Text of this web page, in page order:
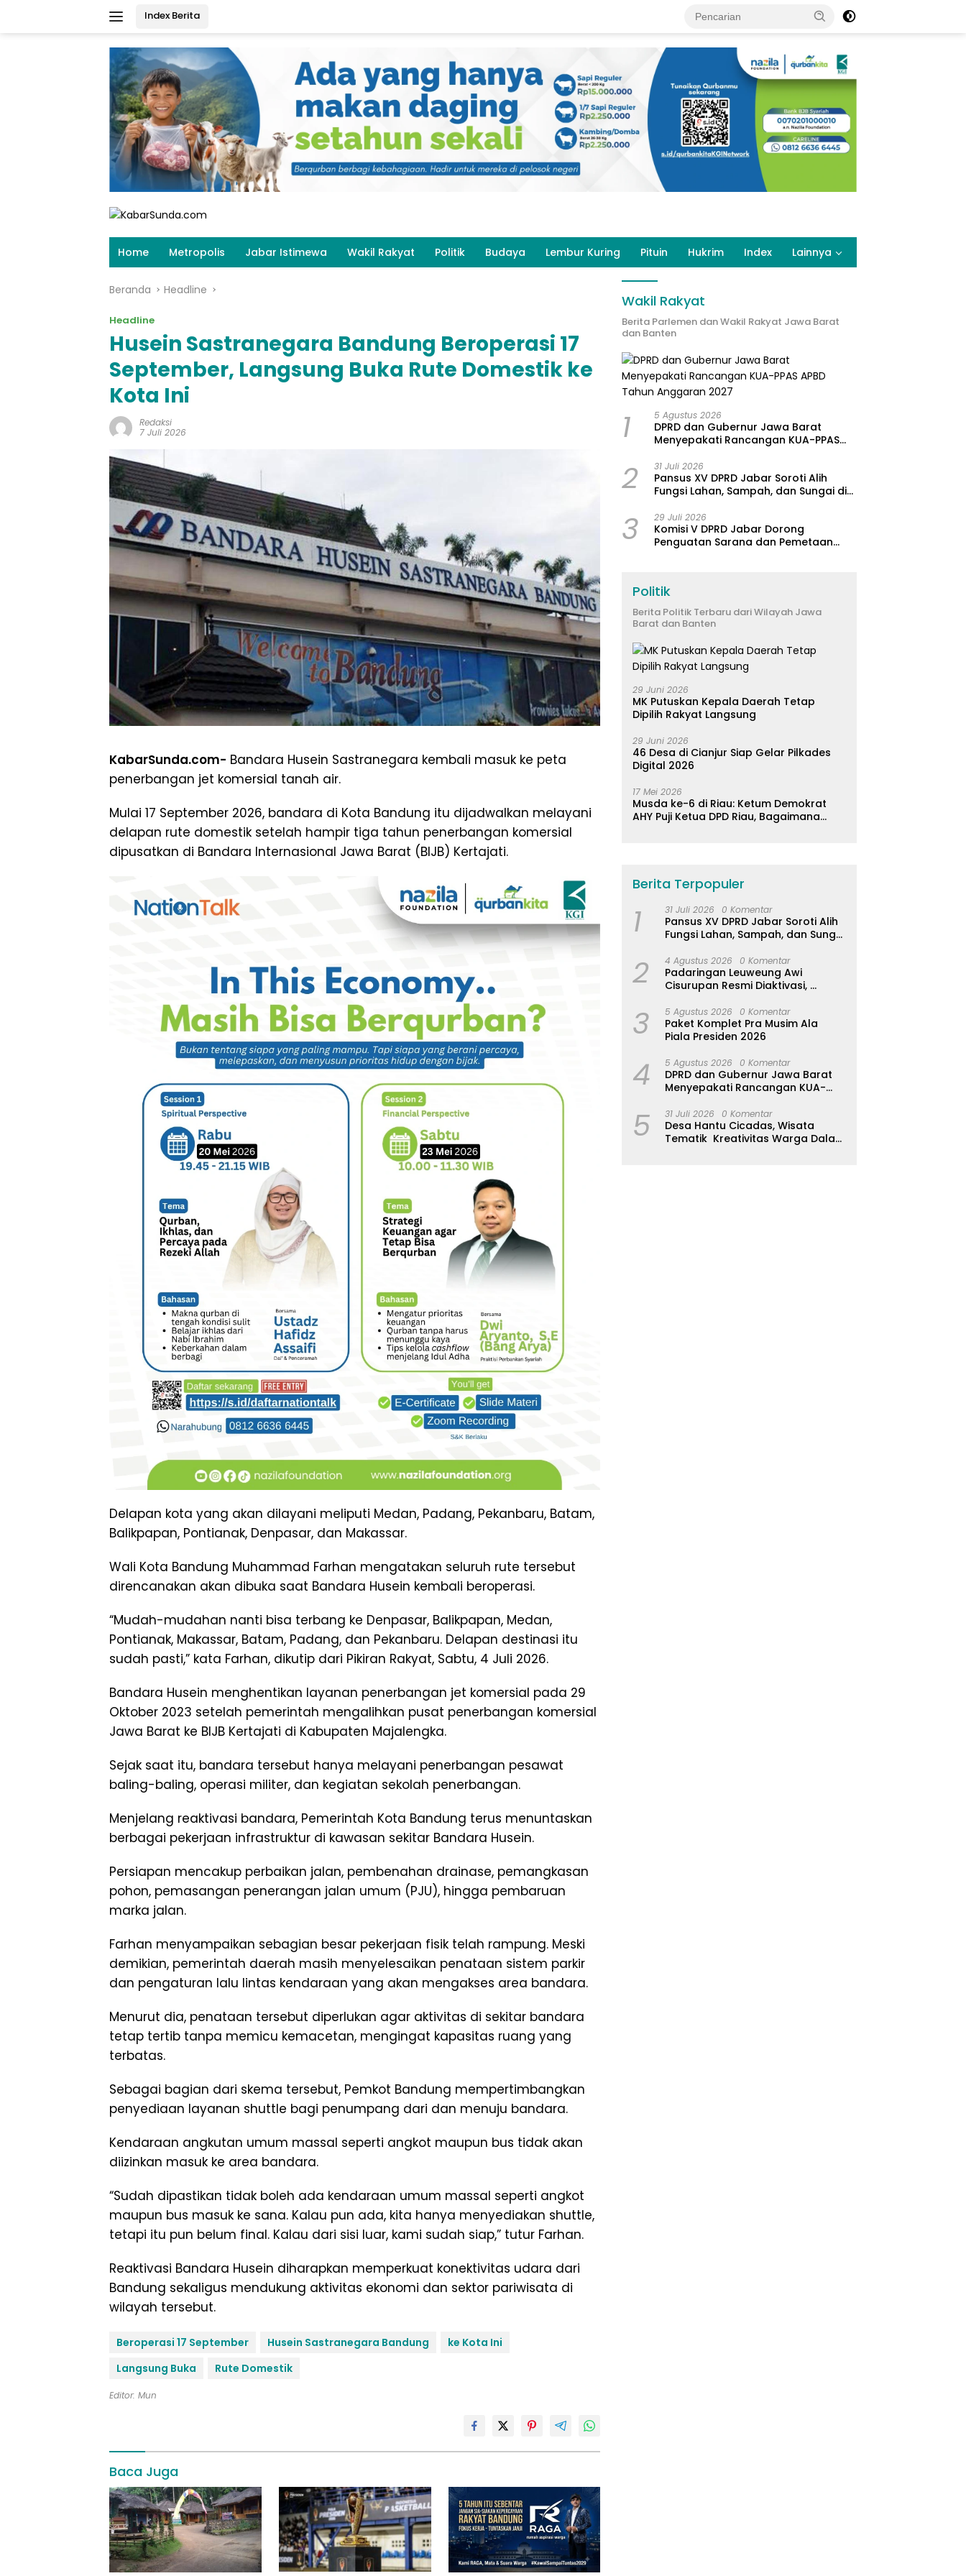
Index Berita
Home Metropolis Jabar Istimewa Wakil Rakyat Politik Budaya Lembur Kuring Pituin Hukrim Index Lainnya
Beranda Headline
Headline
Husein Sastranegara Bandung Beroperasi 17
September, Langsung Buka Rute Domestik ke
Kota Ini
Redaksi
7 Juli 2026
KabarSunda.com- Bandara Husein Sastranegara kembali masuk ke peta
penerbangan jet komersial tanah air.
Mulai 17 September 2026, bandara di Kota Bandung itu dijadwalkan melayani
delapan rute domestik setelah hampir tiga tahun penerbangan komersial
dipusatkan di Bandara Internasional Jawa Barat (BIJB) Kertajati.
Delapan kota yang akan dilayani meliputi Medan, Padang, Pekanbaru, Batam,
Balikpapan, Pontianak, Denpasar, dan Makassar.
Wali Kota Bandung Muhammad Farhan mengatakan seluruh rute tersebut
direncanakan akan dibuka saat Bandara Husein kembali beroperasi.
“Mudah-mudahan nanti bisa terbang ke Denpasar, Balikpapan, Medan,
Pontianak, Makassar, Batam, Padang, dan Pekanbaru. Delapan destinasi itu
sudah pasti,” kata Farhan, dikutip dari Pikiran Rakyat, Sabtu, 4 Juli 2026.
Bandara Husein menghentikan layanan penerbangan jet komersial pada 29
Oktober 2023 setelah pemerintah mengalihkan pusat penerbangan komersial
Jawa Barat ke BIJB Kertajati di Kabupaten Majalengka.
Sejak saat itu, bandara tersebut hanya melayani penerbangan pesawat
baling-baling, operasi militer, dan kegiatan sekolah penerbangan.
Menjelang reaktivasi bandara, Pemerintah Kota Bandung terus menuntaskan
berbagai pekerjaan infrastruktur di kawasan sekitar Bandara Husein.
Persiapan mencakup perbaikan jalan, pembenahan drainase, pemangkasan
pohon, pemasangan penerangan jalan umum (PJU), hingga pembaruan
marka jalan.
Farhan menyampaikan sebagian besar pekerjaan fisik telah rampung. Meski
demikian, pemerintah daerah masih menyelesaikan penataan sistem parkir
dan pengaturan lalu lintas kendaraan yang akan mengakses area bandara.
Menurut dia, penataan tersebut diperlukan agar aktivitas di sekitar bandara
tetap tertib tanpa memicu kemacetan, mengingat kapasitas ruang yang
terbatas.
Sebagai bagian dari skema tersebut, Pemkot Bandung mempertimbangkan
penyediaan layanan shuttle bagi penumpang dari dan menuju bandara.
Kendaraan angkutan umum massal seperti angkot maupun bus tidak akan
diizinkan masuk ke area bandara.
“Sudah dipastikan tidak boleh ada kendaraan umum massal seperti angkot
maupun bus masuk ke sana. Kalau pun ada, kita hanya menyediakan shuttle,
tetapi itu pun belum final. Kalau dari sisi luar, kami sudah siap,” tutur Farhan.
Reaktivasi Bandara Husein diharapkan memperkuat konektivitas udara dari
Bandung sekaligus mendukung aktivitas ekonomi dan sektor pariwisata di
wilayah tersebut.
Beroperasi 17 September Husein Sastranegara Bandung
ke Kota Ini
Langsung Buka
Rute Domestik
Editor: Mun
Baca Juga
Wakil Rakyat
Berita Parlemen dan Wakil Rakyat Jawa Barat
dan Banten
1 5 Agustus 2026
DPRD dan Gubernur Jawa Barat
Menyepakati Rancangan KUA-PPAS
2 31 Juli 2026
Pansus XV DPRD Jabar Soroti Alih
Fungsi Lahan, Sampah, dan Sungai di
3 29 Juli 2026
Komisi V DPRD Jabar Dorong
Penguatan Sarana dan Pemetaan
Politik
Berita Politik Terbaru dari Wilayah Jawa
Barat dan Banten
29 Juni 2026
MK Putuskan Kepala Daerah Tetap
Dipilih Rakyat Langsung
29 Juni 2026
46 Desa di Cianjur Siap Gelar Pilkades
Digital 2026
17 Mei 2026
Musda ke-6 di Riau: Ketum Demokrat
AHY Puji Ketua DPD Riau, Bagaimana
Berita Terpopuler
1 31 Juli 2026 0 Komentar
Pansus XV DPRD Jabar Soroti Alih
Fungsi Lahan, Sampah, dan Sungai
2 4 Agustus 2026 0 Komentar
Padaringan Leuweung Awi
Cisurupan Resmi Diaktivasi,
Pemberdayaan Warga
3 5 Agustus 2026 0 Komentar
Paket Komplet Pra Musim Ala
Piala Presiden 2026
4 5 Agustus 2026 0 Komentar
DPRD dan Gubernur Jawa Barat
Menyepakati Rancangan KUA-
5 31 Juli 2026 0 Komentar
Desa Hantu Cicadas, Wisata
Tematik Kreativitas Warga Dalam